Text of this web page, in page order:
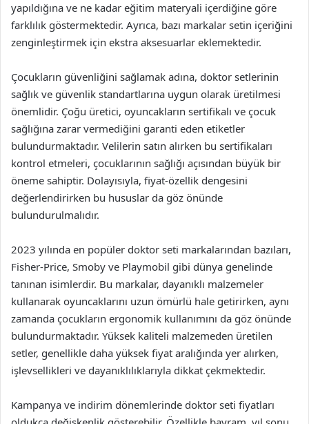
yapıldığına ve ne kadar eğitim materyali içerdiğine göre
farklılık göstermektedir. Ayrıca, bazı markalar setin içeriğini
zenginleştirmek için ekstra aksesuarlar eklemektedir.
Çocukların güvenliğini sağlamak adına, doktor setlerinin
sağlık ve güvenlik standartlarına uygun olarak üretilmesi
önemlidir. Çoğu üretici, oyuncakların sertifikalı ve çocuk
sağlığına zarar vermediğini garanti eden etiketler
bulundurmaktadır. Velilerin satın alırken bu sertifikaları
kontrol etmeleri, çocuklarının sağlığı açısından büyük bir
öneme sahiptir. Dolayısıyla, fiyat-özellik dengesini
değerlendirirken bu hususlar da göz önünde
bulundurulmalıdır.
2023 yılında en popüler doktor seti markalarından bazıları,
Fisher-Price, Smoby ve Playmobil gibi dünya genelinde
tanınan isimlerdir. Bu markalar, dayanıklı malzemeler
kullanarak oyuncaklarını uzun ömürlü hale getirirken, aynı
zamanda çocukların ergonomik kullanımını da göz önünde
bulundurmaktadır. Yüksek kaliteli malzemeden üretilen
setler, genellikle daha yüksek fiyat aralığında yer alırken,
işlevsellikleri ve dayanıklılıklarıyla dikkat çekmektedir.
Kampanya ve indirim dönemlerinde doktor seti fiyatları